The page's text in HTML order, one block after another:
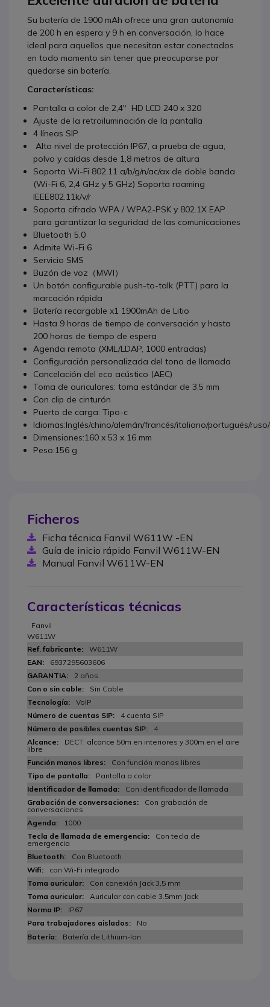
Su batería de 1900 mAh ofrece una gran autonomía
de 200 h en espera y 9 h en conversación, lo hace
ideal para aquellos que necesitan estar conectados
en todo momento sin tener que preocuparse por
quedarse sin batería.
Características:
Pantalla a color de 2,4" HD LCD 240 x 320
Ajuste de la retroiluminación de la pantalla
4 líneas SIP
Alto nivel de protección IP67, a prueba de agua,
polvo y caídas desde 1,8 metros de altura
Soporta Wi-Fi 802.11 a/b/g/n/ac/ax de doble banda
(Wi-Fi 6, 2,4 GHz y 5 GHz) Soporta roaming
IEEE802.11k/v/r
Soporta cifrado WPA / WPA2-PSK y 802.1X EAP
para garantizar la seguridad de las comunicaciones
Bluetooth 5.0
Admite Wi-Fi 6
Servicio SMS
Buzón de voz（MWI）
Un botón configurable push-to-talk (PTT) para la
marcación rápida
Batería recargable x1 1900mAh de Litio
Hasta 9 horas de tiempo de conversación y hasta
200 horas de tiempo de espera
Agenda remota (XML/LDAP, 1000 entradas)
Configuración personalizada del tono de llamada
Cancelación del eco acústico (AEC)
Toma de auriculares: toma estándar de 3,5 mm
Con clip de cinturón
Puerto de carga: Tipo-c
Idiomas:Inglés/chino/alemán/francés/italiano/portugués/
Dimensiones:160 x 53 x 16 mm
Peso:156 g
Ficheros
Ficha técnica Fanvil W611W -EN
Guía de inicio rápido Fanvil W611W-EN
Manual Fanvil W611W-EN
Características técnicas
Fanvil
W611W
W611W
6937295603606
2 años
Sin Cable
VoIP
4 cuenta SIP
4
DECT: alcance 50m en interiores y 300m en el aire
libre
Con función manos libres
Pantalla a color
Con identificador de llamada
Con grabación de
conversaciones
1000
Con tecla de
emergencia
Con Bluetooth
con Wi-Fi integrado
Con conexión Jack 3,5 mm
Auricular con cable 3.5mm Jack
IP67
No
Batería de Lithium-Ion